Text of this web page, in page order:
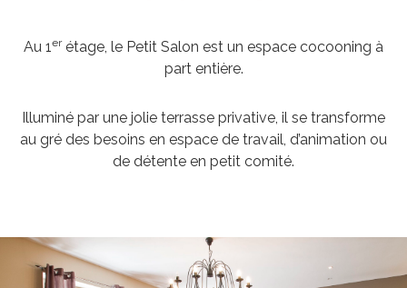
Au 1erétage, le Petit Salon est un espace cocooning à
part entière.
Illuminé par une jolie terrasse privative, il se transforme
au gré des besoins en espace de travail, d’animation ou
de détente en petit comité.